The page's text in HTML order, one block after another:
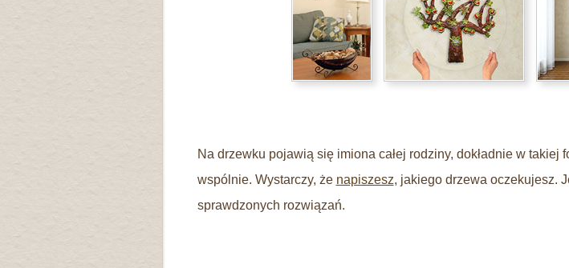
Na drzewku pojawią się imiona całej rodziny, dokładnie w
wspólnie. Wystarczy, że napiszesz, jakiego drzewa oczekujesz.
sprawdzonych rozwiązań.